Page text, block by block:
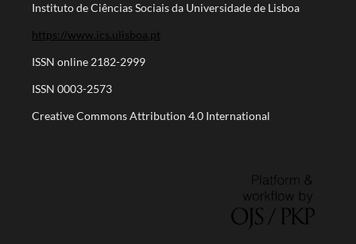
Instituto de Ciências Sociais da Universidade de Lisboa
https://www.ics.ulisboa.pt
ISSN online 2182-2999
ISSN 0003-2573
Creative Commons Attribution 4.0 International